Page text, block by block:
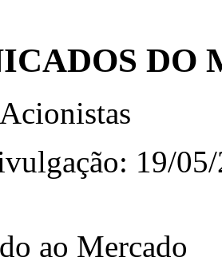
DO
19/
ao Mercado